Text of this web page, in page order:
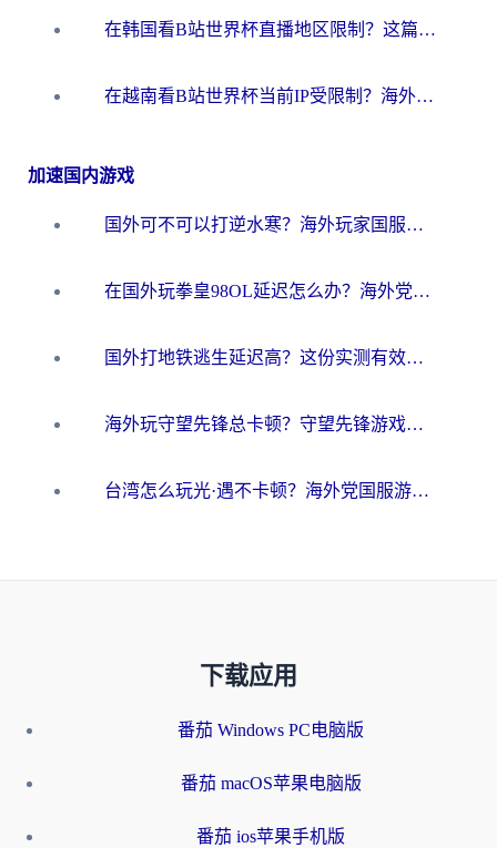
在韩国看B站世界杯直播地区限制？这篇指南让你告别“当前地区不可播放”
在越南看B站世界杯当前IP受限制？海外党体育观赛终极指南来了
加速国内游戏
国外可不可以打逆水寒？海外玩家国服畅玩终极指南（附漫威荒野乱斗加速方案）
在国外玩拳皇98OL延迟怎么办？海外党亲测有效的低延迟指南
国外打地铁逃生延迟高？这份实测有效的低延迟指南帮你吃鸡
海外玩守望先锋总卡顿？守望先锋游戏加速器在哪里买&避坑指南（附欧洲非洲游戏实测）
台湾怎么玩光·遇不卡顿？海外党国服游戏加速终极攻略（附实测体验）
下载应用
番茄 Windows PC电脑版
番茄 macOS苹果电脑版
番茄 ios苹果手机版